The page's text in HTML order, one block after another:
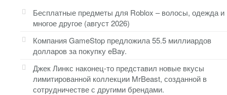
Бесплатные предметы для Roblox – волосы, одежда и
многое другое (август 2026)
Компания GameStop предложила 55.5 миллиардов
долларов за покупку eBay.
Джек Линкс наконец-то представил новые вкусы
лимитированной коллекции MrBeast, созданной в
сотрудничестве с другими брендами.